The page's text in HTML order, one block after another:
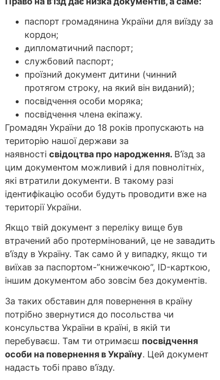
паспорт громадянина України для виїзду за
кордон;
дипломатичний паспорт;
службовий паспорт;
проїзний документ дитини (чинний
протягом строку, на який він виданий);
посвідчення особи моряка;
посвідчення члена екіпажу.
Громадян України до 18 років пропускають на
територію нашої держави за
наявності свідоцтва про народження. В’їзд за
цим документом можливий і для повнолітніх,
які втратили документи. В такому разі
ідентифікацію особи будуть проводити вже на
території України.
Якщо твій документ з переліку вище був
втрачений або протермінований, це не завадить
в’їзду в Україну. Так само й у випадку, якщо ти
виїхав за паспортом-”книжечкою”, ID-карткою,
іншим документом або зовсім без документів.
За таких обставин для повернення в країну
потрібно звернутися до посольства чи
консульства України в країні, в якій ти
перебуваєш. Там ти отримаєш посвідчення
особи на повернення в Україну. Цей документ
надасть тобі право в’їзду.